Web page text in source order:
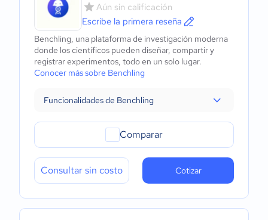
Aún sin calificación
Escribe la primera reseña
Benchling, una plataforma de investigación moderna
donde los científicos pueden diseñar, compartir y
registrar experimentos, todo en un solo lugar.
Conocer más sobre Benchling
Funcionalidades de Benchling
Comparar
Consultar sin costo Cotizar